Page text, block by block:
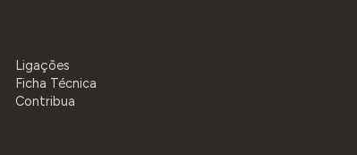
Ligações
Ficha Técnica
Contribua